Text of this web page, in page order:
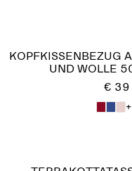
KOPFKISSENBEZUG
UND WOLLE
€ 39